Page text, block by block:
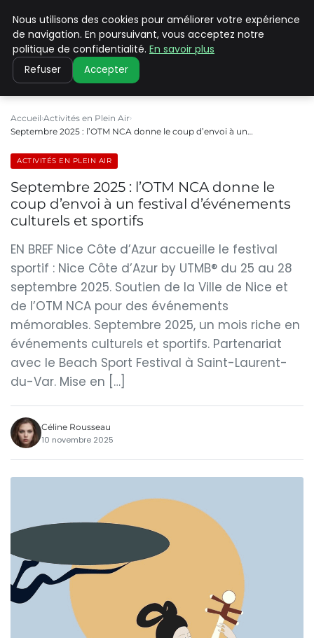
PILAT PATRIMOINES
Accueil Activités en Plein Air
Septembre 2025 : l’OTM NCA donne le coup d’envoi à un…
ACTIVITÉS EN PLEIN AIR
Septembre 2025 : l’OTM NCA donne le
coup d’envoi à un festival d’événements
culturels et sportifs
EN BREF Nice Côte d’Azur accueille le festival
sportif : Nice Côte d’Azur by UTMB® du 25 au 28
septembre 2025. Soutien de la Ville de Nice et
de l’OTM NCA pour des événements
mémorables. Septembre 2025, un mois riche en
événements culturels et sportifs. Partenariat
avec le Beach Sport Festival à Saint-Laurent-
du-Var. Mise en […]
Céline Rousseau
10 novembre 2025
Nous utilisons des cookies pour améliorer votre expérience
de navigation. En poursuivant, vous acceptez notre
politique de confidentialité. En savoir plus
Refuser Accepter